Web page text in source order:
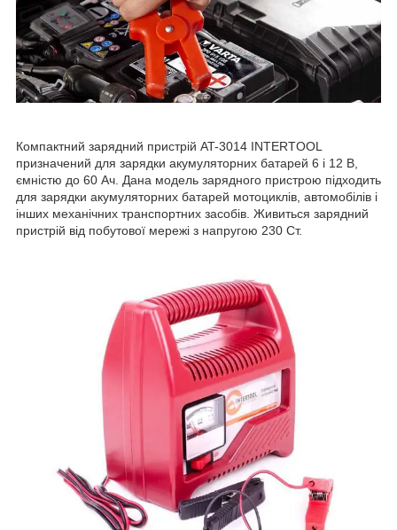
Компактний зарядний пристрій AT-3014 INTERTOOL
призначений для зарядки акумуляторних батарей 6 і 12 В,
ємністю до 60 Ач. Дана модель зарядного пристрою підходить
для зарядки акумуляторних батарей мотоциклів, автомобілів і
інших механічних транспортних засобів. Живиться зарядний
пристрій від побутової мережі з напругою 230 Ст.